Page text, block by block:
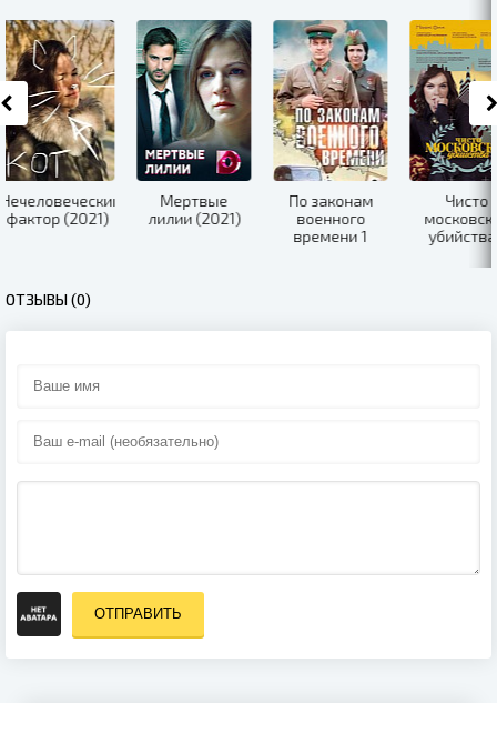
По законам
военного
московские
СМЕРТЬ В
ОБЪЕКТИВЕ 2
СЕЗОН (2021)
ОТЗЫВЫ (0)
ОТПРАВИТЬ